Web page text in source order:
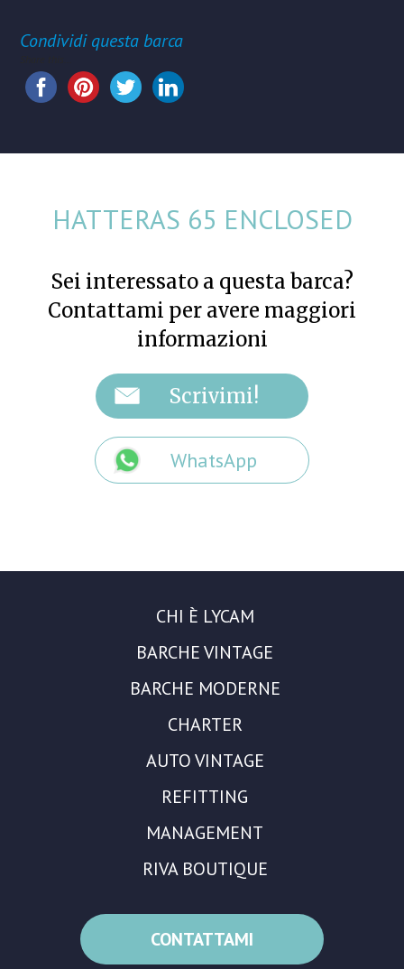
Condividi questa barca
HATTERAS 65 ENCLOSED
Sei interessato a questa barca?
Contattami per avere maggiori
informazioni
WhatsApp
CHI È LYCAM
BARCHE VINTAGE
BARCHE MODERNE
CHARTER
AUTO VINTAGE
REFITTING
MANAGEMENT
RIVA BOUTIQUE
CONTATTAMI